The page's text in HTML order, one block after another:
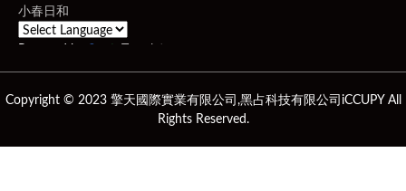
小春日和
Powered by Translate
Copyright © 2023 擎天國際實業有限公司,黑占科技有限公司iCCUPY All
Rights Reserved.